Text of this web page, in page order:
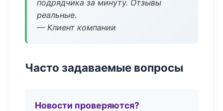
подрядчика за минуту. Отзывы
реальные.
— Клиент компании
Часто задаваемые вопросы
Новости проверяются?